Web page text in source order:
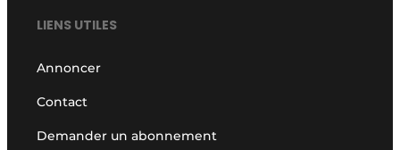
LIENS UTILES
Annoncer
Contact
Demander un abonnement